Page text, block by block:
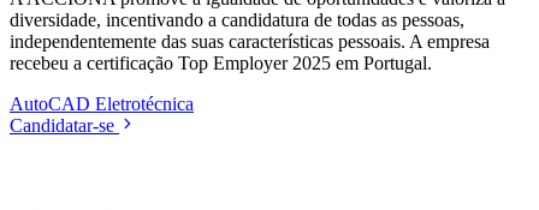
diversidade, incentivando a candidatura de todas as pessoas,
independentemente das suas características pessoais. A empresa
recebeu a certificação Top Employer 2025 em Portugal.
AutoCAD Eletrotécnica
Candidatar-se